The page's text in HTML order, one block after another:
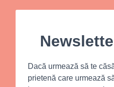
Dacă urmează să te
prietenă care urmează